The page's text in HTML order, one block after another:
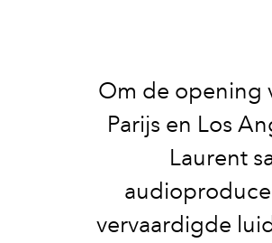
Om de opening
Parijs en Los
Laurent
vervaardigde